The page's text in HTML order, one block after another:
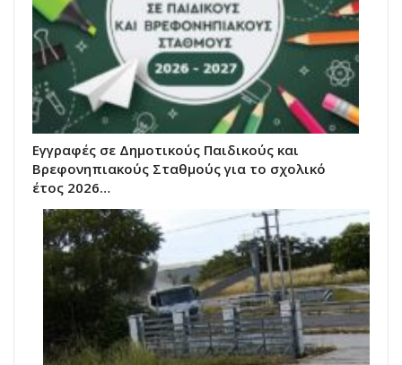
Εγγραφές σε Δημοτικούς Παιδικούς και
Βρεφονηπιακούς Σταθμούς για το σχολικό
έτος 2026…